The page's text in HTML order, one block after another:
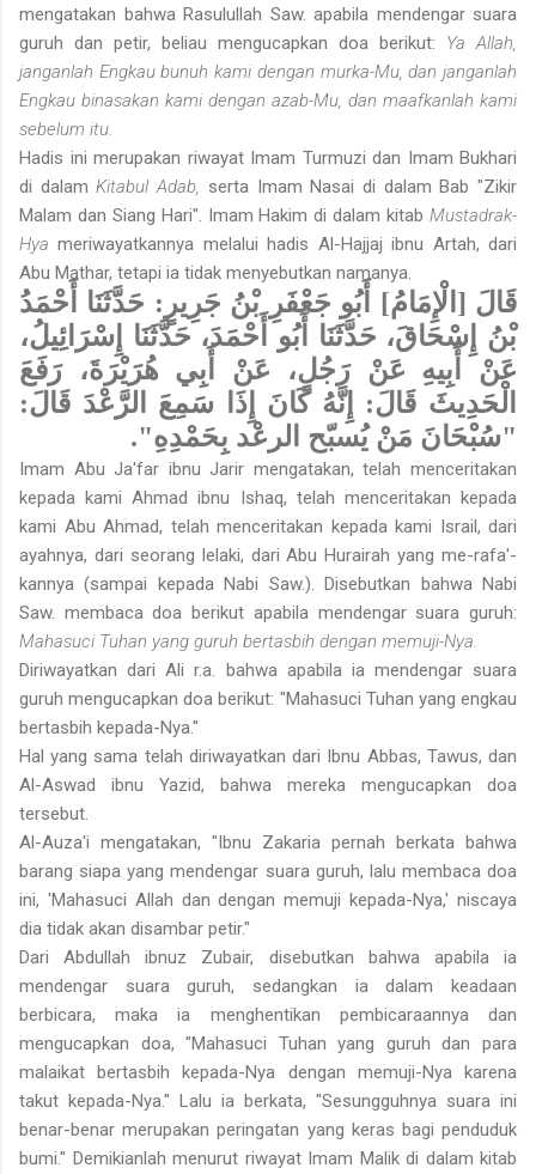
mengatakan bahwa Rasulullah Saw. apabila mendengar suara
guruh dan petir, beliau mengucapkan doa berikut: Ya Allah,
janganlah Engkau bunuh kami dengan murka-Mu, dan janganlah
Engkau binasakan kami dengan azab-Mu, dan maafkanlah kami
sebelum itu.
Hadis ini merupakan riwayat Imam Turmuzi dan Imam Bukhari
di dalamKitabul Adab, serta Imam Nasai di dalam Bab "Zikir
Malam dan Siang Hari". Imam Hakim di dalam kitab Mustadrak-
Hyameriwayatkannya melalui hadis Al-Hajjaj ibnu Artah, dari
Abu Mathar, tetapi ia tidak menyebutkan namanya.
قَالَ [الْإِمَامُ] أَبُو جَعْفَرِ بْنُ جَرِيرٍ: حَدَّثَنَا أَحْمَدُ
بْنُ إِسْحَاقَ، حَدَّثَنَا أَبُو أَحْمَدَ، حَدَّثَنَا إِسْرَائِيلُ،
عَنْ أَبِيهِ عَنْ رَجُلٍ، عَنْ أَبِي هُرَيْرَةَ، رَفَعَ
الْحَدِيثَ قَالَ: إِنَّهُ كَانَ إِذَا سَمِعَ الرَّعْدَ قَالَ:
"سُبْحَانَ مَنْ يُسبّح الرعْد بِحَمْدِهِ".
Imam Abu Ja'far ibnu Jarir mengatakan, telah menceritakan
kepada kami Ahmad ibnu Ishaq, telah menceritakan kepada
kami Abu Ahmad, telah menceritakan kepada kami Israil, dari
ayahnya, dari seorang lelaki, dari Abu Hurairah yang me-rafa'-
kannya (sampai kepada Nabi Saw.). Disebutkan bahwa Nabi
Saw. membaca doa berikut apabila mendengar suara guruh:
Mahasuci Tuhan yang guruh bertasbih dengan memuji-Nya.
Diriwayatkan dari Ali r.a. bahwa apabila ia mendengar suara
guruh mengucapkan doa berikut: "Mahasuci Tuhan yang engkau
bertasbih kepada-Nya."
Hal yang sama telah diriwayatkan dari Ibnu Abbas, Tawus, dan
Al-Aswad ibnu Yazid, bahwa mereka mengucapkan doa
tersebut.
Al-Auza'i mengatakan, "Ibnu Zakaria pernah berkata bahwa
barang siapa yang mendengar suara guruh, lalu membaca doa
ini, 'Mahasuci Allah dan dengan memuji kepada-Nya,' niscaya
dia tidak akan disambar petir."
Dari Abdullah ibnuz Zubair, disebutkan bahwa apabila ia
mendengar suara guruh, sedangkan ia dalam keadaan
berbicara, maka ia menghentikan pembicaraannya dan
mengucapkan doa, "Mahasuci Tuhan yang guruh dan para
malaikat bertasbih kepada-Nya dengan memuji-Nya karena
takut kepada-Nya." Lalu ia berkata, "Sesungguhnya suara ini
benar-benar merupakan peringatan yang keras bagi penduduk
bumi." Demikianlah menurut riwayat Imam Malik di dalam kitab